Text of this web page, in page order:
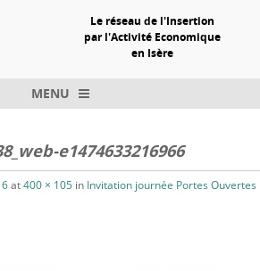
Le réseau de l'Insertion
par l'Activité Economique
en Isère
MENU
e1474633216966
at400 × 105 in Invitation journée Portes Ouvertes